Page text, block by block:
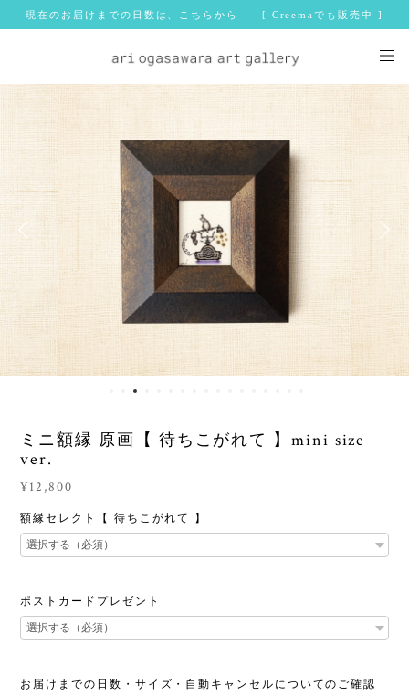
現在のお届けまでの日数は、こちらから [ Creemaでも販売中 ]
ミニ額縁 原画【 待ちこがれて 】mini size
ver.
¥12,800
額縁セレクト【 待ちこがれて 】
ポストカードプレゼント
お届けまでの日数・サイズ・自動キャンセルについてのご確認